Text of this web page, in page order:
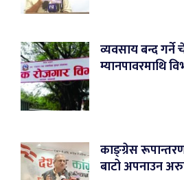
व्यवसाय बन्द गर्ने
म्यानपावरमाथि
काङ्ग्रेस
बाटो अपनाउन